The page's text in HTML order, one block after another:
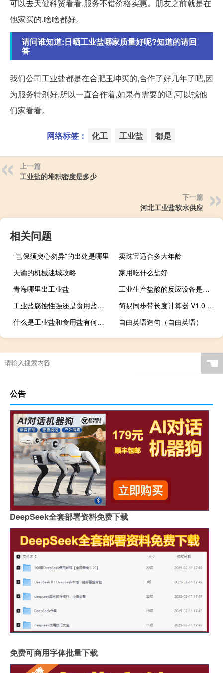
可以去天健科贸看看,服务不错价格实惠。朋友之前就是在
他家买的,啥啥都好。
请问谁知道:日晒工业盐哪家质量好呢?知道的请回
答
我们公司工业盐都是在合肥玉坤买的,合作了好几年了吧,因
为服务特别好,所以一直合作着,如果有需要的话,可以找他
们家看看。
网络标签： 化工 工业盐 都是
上一篇
工业盐的堆积密度是多少
下一篇
河北工业盐软水供应
相关问题
“岂保须臾心勿异”的出处是哪里
卖珠宝适合多大年龄
天谕的机械迷城攻略
家用吃什么盐好
青海哪里出工业盐
工业生产盐酸的反应设备是什么类型
工业盐腐蚀性强还是食用盐腐蚀性强
简易同步带长度计算器 V1.0 绿色免费版（简易同步带长度计算器 V1.0 绿色免费版功能简介）
什么是工业盐和食用盐有何区别
自由英语造句（自由英语）
☚
公告
DeepSeek全套部署资料免费下载
免费可商用字体批量下载